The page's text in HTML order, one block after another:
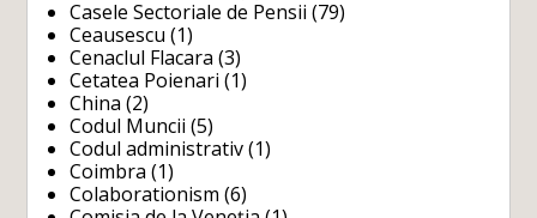
Casele Sectoriale de Pensii (79)
Ceausescu (1)
Cenaclul Flacara (3)
Cetatea Poienari (1)
China (2)
Codul Muncii (5)
Codul administrativ (1)
Coimbra (1)
Colaborationism (6)